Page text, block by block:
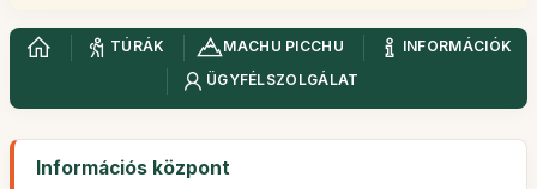
TÚRÁK MACHU PICCHU
INFORMÁCIÓK
ÜGYFÉLSZOLGÁLAT
Információs központ